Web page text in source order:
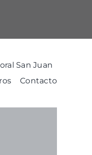
San Juan
Contacto